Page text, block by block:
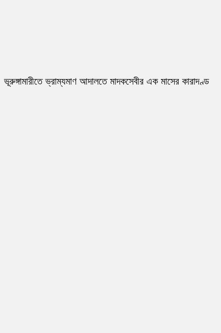
ভূরুঙ্গামারীতে ভ্রাম্যমাণ আদালতে মাদকসেবীর এক মাসের কারাদণ্ড